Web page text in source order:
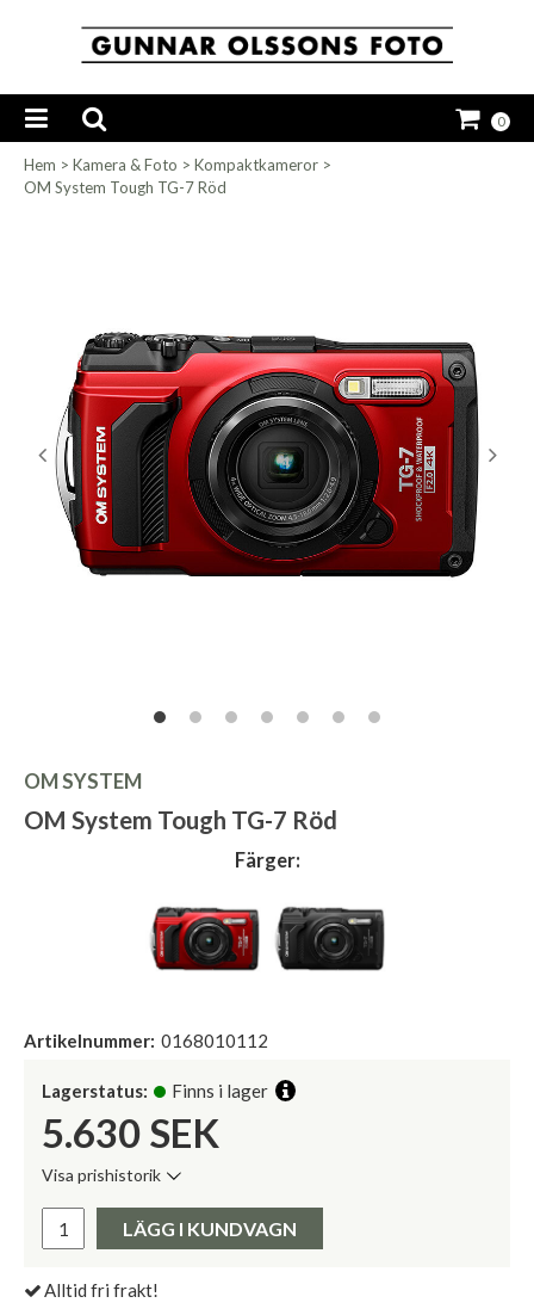
0
Hem > Kamera & Foto > Kompaktkameror >
OM System Tough TG-7 Röd
OM SYSTEM
OM System Tough TG-7 Röd
Färger:
Artikelnummer: 0168010112
Lagerstatus: Finns i lager
5.630 SEK
Visa prishistorik
Pris:
LÄGG I KUNDVAGN
Alltid fri frakt!